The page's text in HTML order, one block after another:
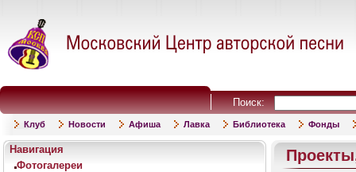
Поиск:
Клуб Новости Афиша Лавка Библиотека Фонды
Навигация
Фотогалереи